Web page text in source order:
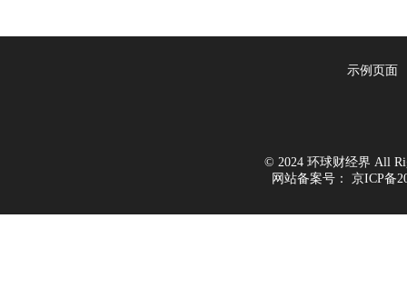
示例页面
© 2024 环球财经界 All
网站备案号：
京ICP备